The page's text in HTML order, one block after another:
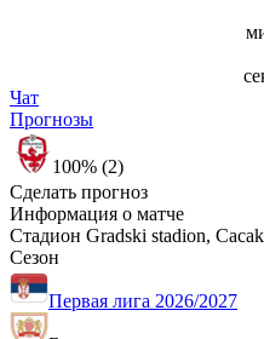
Чат
Прогнозы
100% (2)
Сделать прогноз
Информация о матче
Стадион Gradski stadion, Cacak
Сезон
Первая лига 2026/2027